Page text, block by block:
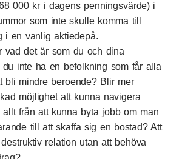
000 kr i dagens penningsvärde) i
som inte skulle komma till
i en vanlig aktiedepå.
vad det är som du och dina
du inte ha en befolkning som får alla
bli mindre beroende? Blir mer
möjlighet att kunna navigera
från att kunna byta jobb om man
till att skaffa sig en bostad? Att
relation utan att behöva